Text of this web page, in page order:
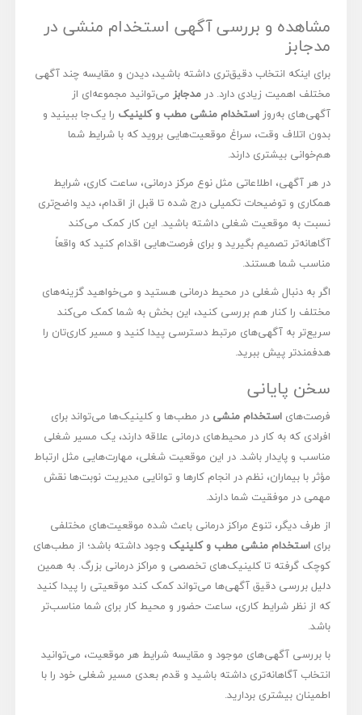
مشاهده و بررسی آگهی استخدام منشی در
مدجابز
برای اینکه انتخاب دقیق‌تری داشته باشید، دیدن و مقایسه چند آگهی
مختلف اهمیت زیادی دارد. درمدجابز می‌توانید مجموعه‌ای از
آگهی‌های به‌روزاستخدام منشی مطب و کلینیک را یک‌جا ببینید و
بدون اتلاف وقت، سراغ موقعیت‌هایی بروید که با شرایط شما
هم‌خوانی بیشتری دارند.
در هر آگهی، اطلاعاتی مثل نوع مرکز درمانی، ساعت کاری، شرایط
همکاری و توضیحات تکمیلی درج شده تا قبل از اقدام، دید واضح‌تری
نسبت به موقعیت شغلی داشته باشید. این کار کمک می‌کند
آگاهانه‌تر تصمیم بگیرید و برای فرصت‌هایی اقدام کنید که واقعاً
مناسب شما هستند.
اگر به دنبال شغلی در محیط درمانی هستید و می‌خواهید گزینه‌های
مختلف را کنار هم بررسی کنید، این بخش به شما کمک می‌کند
سریع‌تر به آگهی‌های مرتبط دسترسی پیدا کنید و مسیر کاری‌تان را
هدفمندتر پیش ببرید.
سخن پایانی
فرصت‌هایاستخدام منشی در مطب‌ها و کلینیک‌ها می‌تواند برای
افرادی که به کار در محیط‌های درمانی علاقه دارند، یک مسیر شغلی
مناسب و پایدار باشد. در این موقعیت شغلی، مهارت‌هایی مثل ارتباط
مؤثر با بیماران، نظم در انجام کارها و توانایی مدیریت نوبت‌ها نقش
مهمی در موفقیت شما دارند.
از طرف دیگر، تنوع مراکز درمانی باعث شده موقعیت‌های مختلفی
برایاستخدام منشی مطب و کلینیک وجود داشته باشد؛ از مطب‌های
کوچک گرفته تا کلینیک‌های تخصصی و مراکز درمانی بزرگ. به همین
دلیل بررسی دقیق آگهی‌ها می‌تواند کمک کند موقعیتی را پیدا کنید
که از نظر شرایط کاری، ساعت حضور و محیط کار برای شما مناسب‌تر
باشد.
با بررسی آگهی‌های موجود و مقایسه شرایط هر موقعیت، می‌توانید
انتخاب آگاهانه‌تری داشته باشید و قدم بعدی مسیر شغلی خود را با
اطمینان بیشتری بردارید.